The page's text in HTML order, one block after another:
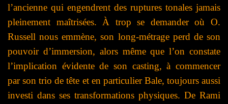
l’ancienne qui engendrent des ruptures tonales jamais
pleinement maîtrisées. À trop se demander où O.
Russell nous emmène, son long-métrage perd de son
pouvoir d’immersion, alors même que l’on constate
l’implication évidente de son casting, à commencer
par son trio de tête et en particulier Bale, toujours aussi
investi dans ses transformations physiques. De Rami